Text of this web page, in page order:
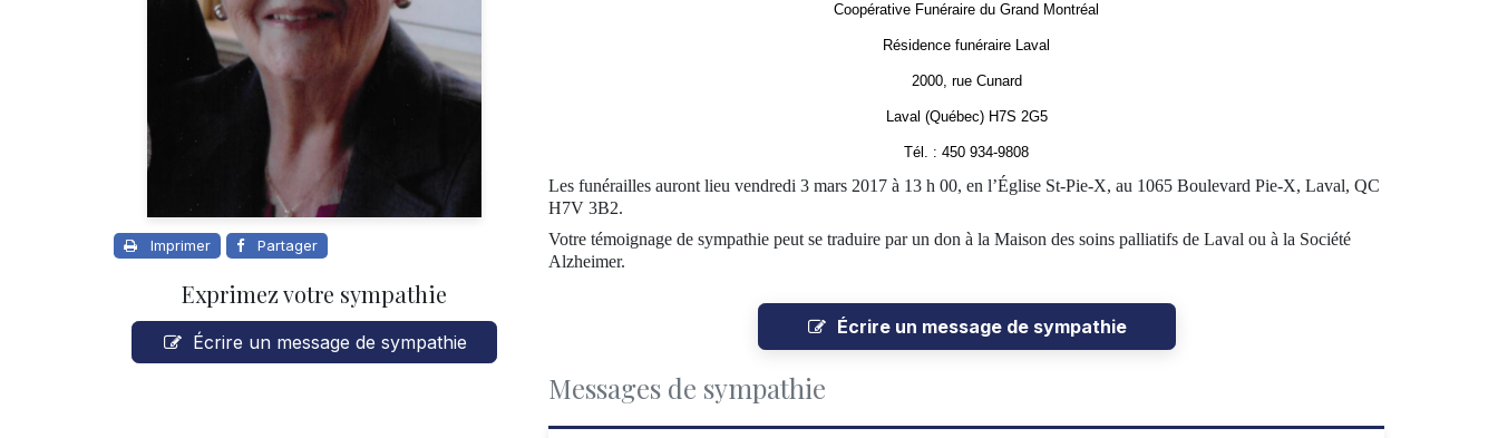
Imprimer Partager
Exprimez votre sympathie
Écrire un message de sympathie
Coopérative Funéraire du Grand Montréal
Résidence funéraire Laval
2000, rue Cunard
Laval (Québec) H7S 2G5
Tél. : 450 934-9808
Les funérailles auront lieu vendredi 3 mars 2017 à 13 h 00, en l’Église St-Pie-X, au 1065 Boulevard Pie-X, Laval, QC
H7V 3B2.
Votre témoignage de sympathie peut se traduire par un don à la Maison des soins palliatifs de Laval ou à la Société
Alzheimer.
Écrire un message de sympathie
Messages de sympathie